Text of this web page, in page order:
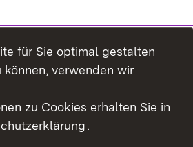
für Sie optimal gestalten
können, verwenden wir
zu Cookies erhalten Sie in
.